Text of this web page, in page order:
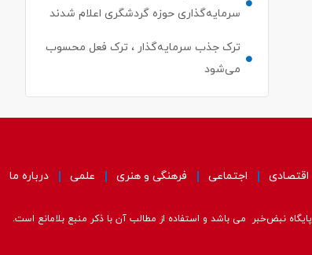
سرمایه‌گذاری حوزه گردشگری اعلام شدند
ترک جذب سرمایه‌گذار ، ترک فعل محسوب
می‌شود
اقتصادی اجتماعی فرهنگی و هنری علمی درباره ما
نبض‌خبر می باشد و استفاده از مطالب آن با ذکر منبع بلامانع است.